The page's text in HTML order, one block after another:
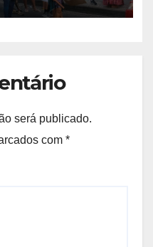
será publicado.
com *